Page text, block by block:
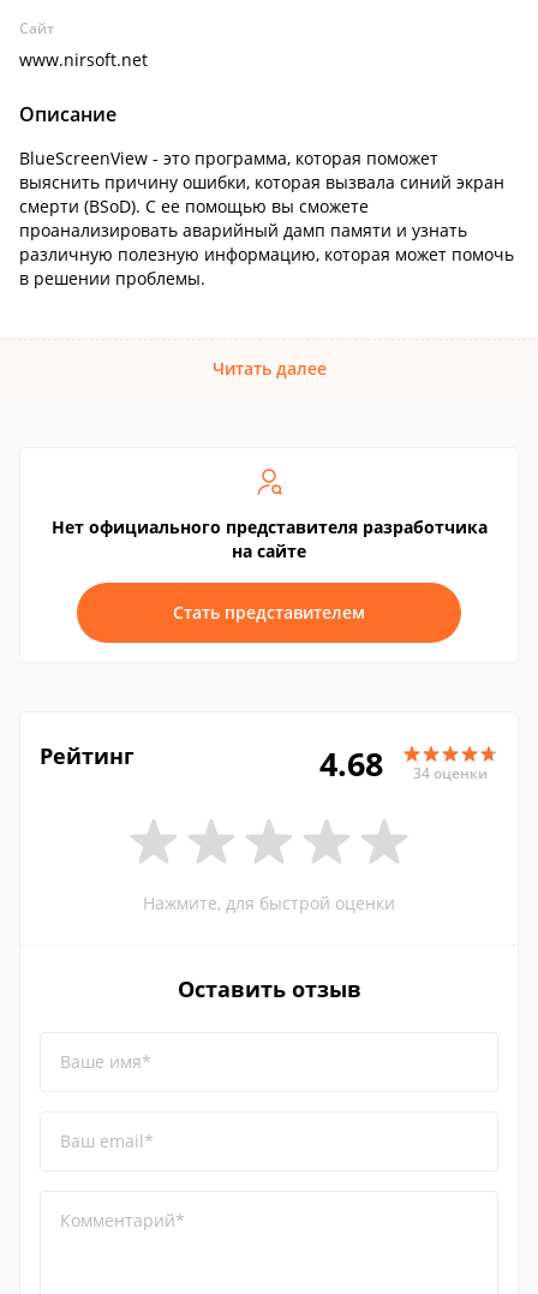
Сайт
www.nirsoft.net
Описание
BlueScreenView - это программа, которая поможет
выяснить причину ошибки, которая вызвала синий экран
смерти (BSoD). С ее помощью вы сможете
проанализировать аварийный дамп памяти и узнать
различную полезную информацию, которая может помочь
в решении проблемы.
Читать далее
Нет официального представителя разработчика
на сайте
Стать представителем
Рейтинг 4.68 34 оценки
Нажмите, для быстрой оценки
Оставить отзыв
Ваше имя*
Ваш email*
Комментарий*